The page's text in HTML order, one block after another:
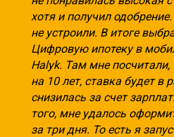
хотя и получил
не устроили. В итоге
Цифровую ипотеку в
Halyk. Там мне посчитали,
на 10 лет, ставка будет в
снизилась за счет
того, мне удалось
за три дня. То есть я